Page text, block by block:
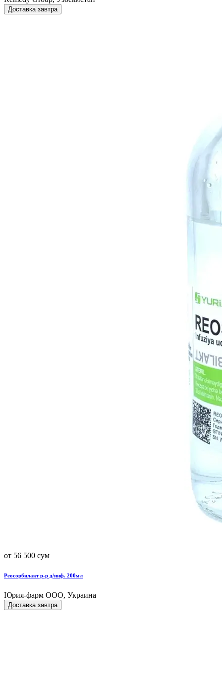
Доставка завтра
от 56 500 сум
Реосорбилакт р-р д/инф. 200мл
Юрия-фарм ООО, Украина
Доставка завтра